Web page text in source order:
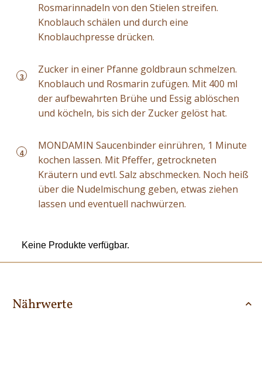
Rosmarinnadeln von den Stielen streifen.
Knoblauch schälen und durch eine
Knoblauchpresse drücken.
3
Zucker in einer Pfanne goldbraun schmelzen.
Knoblauch und Rosmarin zufügen. Mit 400 ml
der aufbewahrten Brühe und Essig ablöschen
und köcheln, bis sich der Zucker gelöst hat.
4
MONDAMIN Saucenbinder einrühren, 1 Minute
kochen lassen. Mit Pfeffer, getrockneten
Kräutern und evtl. Salz abschmecken. Noch heiß
über die Nudelmischung geben, etwas ziehen
lassen und eventuell nachwürzen.
Keine Produkte verfügbar.
Nährwerte